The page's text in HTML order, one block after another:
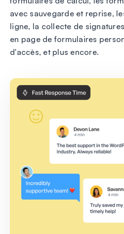
avec sauvegarde et reprise,
ligne, la collecte de
en page de formulaires
d'accès, et plus encore.